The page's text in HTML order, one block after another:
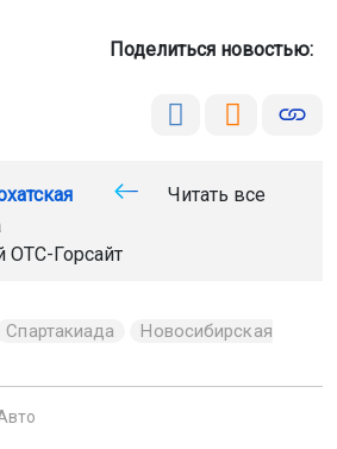
Поделиться новостью:
Читать все
ОТС-Горсайт
Спартакиада
Новосибирская